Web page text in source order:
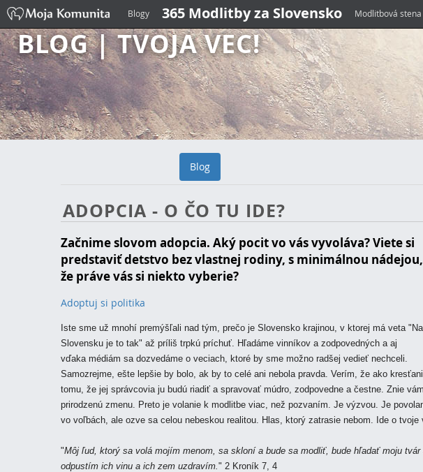
Blogy 365 Modlitby za Slovensko Modlitbová stena
BLOG | TVOJA VEC!
Blog
ADOPCIA - O ČO TU IDE?
Začnime slovom adopcia. Aký pocit vo vás vyvoláva? Viete si
predstaviť detstvo bez vlastnej rodiny, s minimálnou nádejou,
že práve vás si niekto vyberie?
Adoptuj si politika
Iste sme už mnohí premýšľali nad tým, prečo je Slovensko krajinou, v ktorej má veta "Na
Slovensku je to tak" až príliš trpkú príchuť. Hľadáme vinníkov a zodpovedných a aj
vďaka médiám sa dozvedáme o veciach, ktoré by sme možno radšej vedieť nechceli.
Samozrejme, ešte lepšie by bolo, ak by to celé ani nebola pravda. Verím, že ako
tomu, že jej správcovia ju budú riadiť a spravovať múdro, zodpovedne a čestne. Znie
prirodzenú zmenu. Preto je volanie k modlitbe viac, než pozvaním. Je výzvou. Je
vo voľbách, ale ozve sa celou nebeskou realitou. Hlas, ktorý zatrasie nebom. Ide o
"Môj ľud, ktorý sa volá mojím menom, sa skloní a bude sa modliť, bude hľadať moju
odpustím ich vinu a ich zem uzdravím. " 2 Kroník 7, 4